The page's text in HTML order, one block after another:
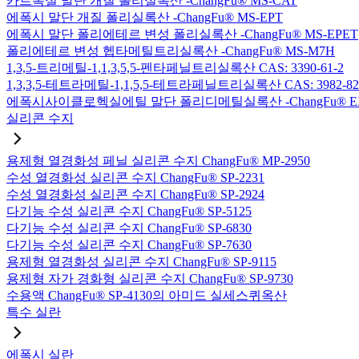
에폭시 말단 개질 폴리실록산 -ChangFu® MS-EPT
에폭시 말단 폴리에테르 변성 폴리실록산 -ChangFu® MS-EPET
폴리에테르 변성 헵타메틸트리실록산 -ChangFu® MS-M7H
1,3,5-트리메틸-1,1,3,5,5-펜타페닐트리실록산 CAS: 3390-61-2
1,3,3,5-테트라메틸-1,1,5,5-테트라페닐트리실록산 CAS: 3982-
에폭시사이클로헥실에틸 말단 폴리디메틸실록산 -ChangFu®
실리콘 수지
용제형 열경화성 페닐 실리콘 수지 ChangFu® MP-2950
수성 열경화성 실리콘 수지 ChangFu® SP-2231
수성 열경화성 실리콘 수지 ChangFu® SP-2924
다기능 수성 실리콘 수지 ChangFu® SP-5125
다기능 수성 실리콘 수지 ChangFu® SP-6830
다기능 수성 실리콘 수지 ChangFu® SP-7630
용제형 열경화성 실리콘 수지 ChangFu® SP-9115
용제형 자가 경화형 실리콘 수지 ChangFu® SP-9730
수용액 ChangFu® SP-4130의 아미드 실세스퀴옥산
특수 실란
에폭시 실란